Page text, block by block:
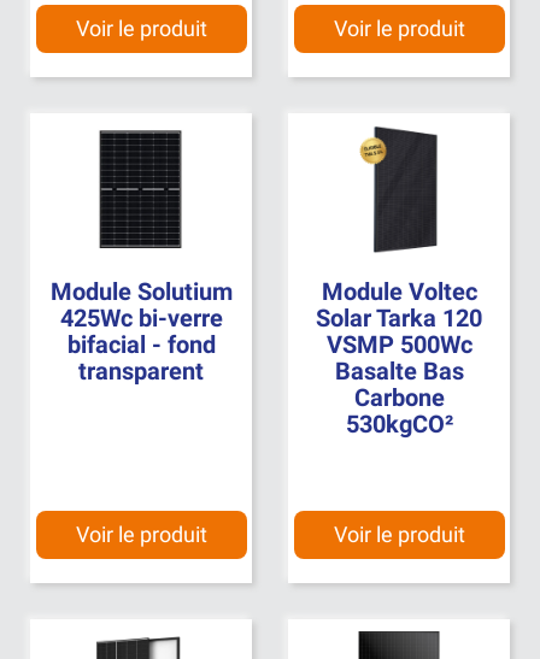
Voir le produit Voir le produit
Module Solutium
425Wc bi-verre
bifacial - fond
transparent
Voir le produit
Module Voltec
Solar Tarka 120
VSMP 500Wc
Basalte Bas
Carbone
530kgCO²
Voir le produit